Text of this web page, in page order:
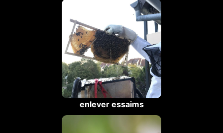
enlever essaims